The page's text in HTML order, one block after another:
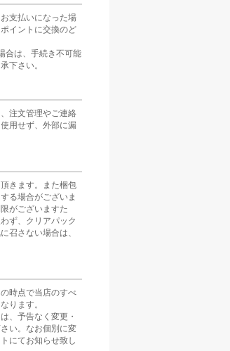
支払いになった場
イントに交換のど
合は、手続き不可能
下さい。
注文管理やご連絡
用せず、外部に漏
きます。また梱包
る場合がございま
がございますた
ず、クリアパック
召さない場合は、
時点で当店のすべ
ります。
、予告なく変更・
い。なお個別に変
にてお知らせ致し